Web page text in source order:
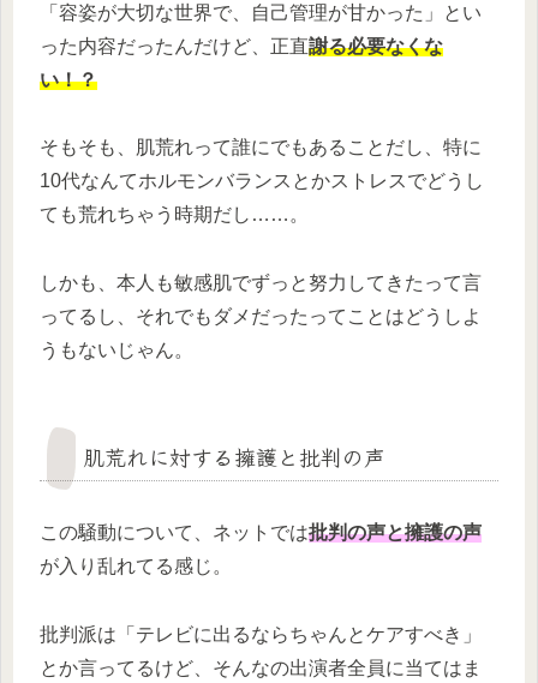
「容姿が大切な世界で、自己管理が甘かった」とい
った内容だったんだけど、正直謝る必要なくな
い！？
そもそも、肌荒れって誰にでもあることだし、特に
10代なんてホルモンバランスとかストレスでどうし
ても荒れちゃう時期だし……。
しかも、本人も敏感肌でずっと努力してきたって言
ってるし、それでもダメだったってことはどうしよ
うもないじゃん。
肌荒れに対する擁護と批判の声
この騒動について、ネットでは批判の声と擁護の声
が入り乱れてる感じ。
批判派は「テレビに出るならちゃんとケアすべき」
とか言ってるけど、そんなの出演者全員に当てはま